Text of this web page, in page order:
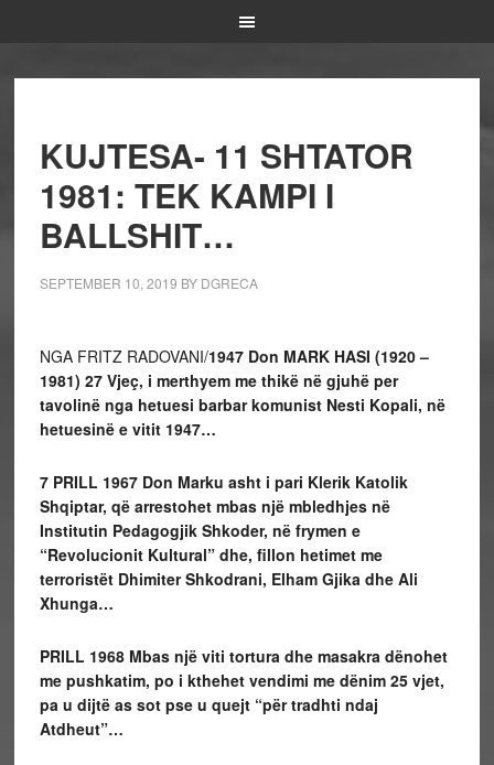
KUJTESA- 11 SHTATOR
1981: TEK KAMPI I
BALLSHIT…
SEPTEMBER 10, 2019 BY DGRECA
NGA FRITZ RADOVANI/1947 Don MARK HASI (1920 –
1981) 27 Vjeç, i merthyem me thikë në gjuhë per
tavolinë nga hetuesi barbar komunist Nesti Kopali, në
hetuesinë e vitit 1947…
7 PRILL 1967 Don Marku asht i pari Klerik Katolik
Shqiptar, që arrestohet mbas një mbledhjes në
Institutin Pedagogjik Shkoder, në frymen e
“Revolucionit Kultural” dhe, fillon hetimet me
terroristët Dhimiter Shkodrani, Elham Gjika dhe Ali
Xhunga…
PRILL 1968 Mbas një viti tortura dhe masakra dënohet
me pushkatim, po i kthehet vendimi me dënim 25 vjet,
pa u dijtë as sot pse u quejt “për tradhti ndaj
Atdheut”…